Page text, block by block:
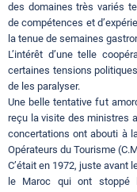
des domaines très variés
de compétences et
la tenue de semaines
L’intérêt d’une telle
certaines tensions
de les paralyser.
Une belle tentative fut
reçu la visite des ministres
concertations ont abouti à
Opérateurs du Tourisme
C’était en 1972, juste avant
le Maroc qui ont stoppé